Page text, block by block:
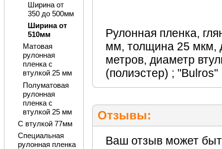
Рулонная пленка,
мм, толщина 25 мкм,
метров, диаметр
(полиэстер) ; ''Bulros''
Отзывы:
Ваш отзыв может
Ширина от
350 до 500мм
Ширина от
510мм
Матовая
рулонная
пленка с
втулкой 25 мм
Полуматовая
рулонная
пленка с
втулкой 25 мм
С втулкой 77мм
Специальная
рулонная пленка